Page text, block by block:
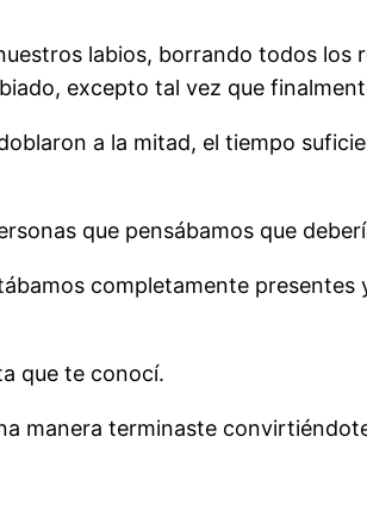
labios, borrando todos los
excepto tal vez que
a la mitad, el tiempo
que pensábamos que
completamente
que te conocí.
manera terminaste